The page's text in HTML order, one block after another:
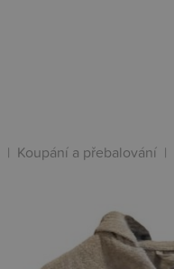
| Koupání a přebalování |